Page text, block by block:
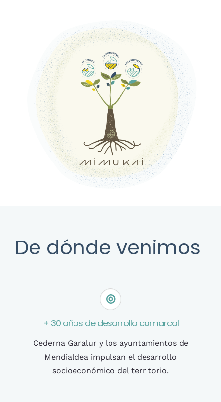
De dónde venimos
+ 30 años de desarrollo comarcal
Cederna Garalur y los ayuntamientos de
Mendialdea impulsan el desarrollo
socioeconómico del territorio.